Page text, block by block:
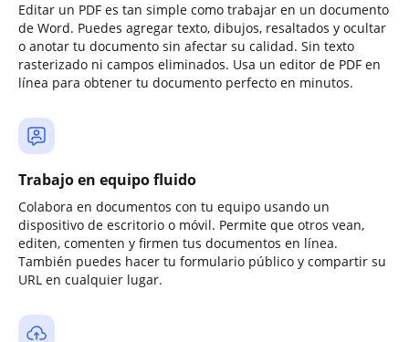
Editar un PDF es tan simple como trabajar en un documento
de Word. Puedes agregar texto, dibujos, resaltados y ocultar
o anotar tu documento sin afectar su calidad. Sin texto
rasterizado ni campos eliminados. Usa un editor de PDF en
línea para obtener tu documento perfecto en minutos.
Trabajo en equipo fluido
Colabora en documentos con tu equipo usando un
dispositivo de escritorio o móvil. Permite que otros vean,
editen, comenten y firmen tus documentos en línea.
También puedes hacer tu formulario público y compartir su
URL en cualquier lugar.